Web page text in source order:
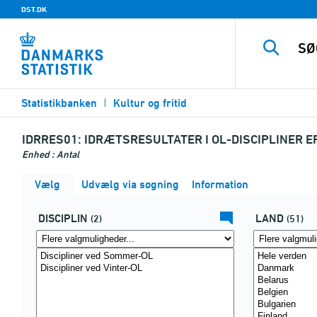
DST.DK
Statistikbanken Kultur og fritid
IDRRES01: IDRÆTSRESULTATER I OL-DISCIPLINER
Enhed : Antal
Vælg Udvælg via søgning Information
DISCIPLIN (2) LAND (51)